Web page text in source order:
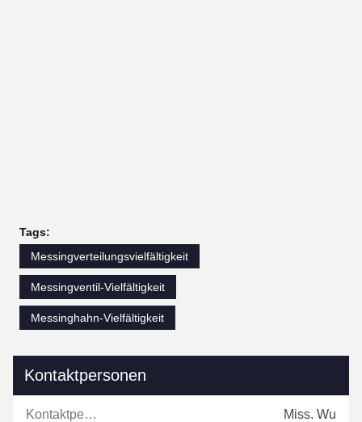
Tags:
Messingverteilungsvielfältigkeit
Messingventil-Vielfältigkeit
Messinghahn-Vielfältigkeit
Kontaktpersonen
Kontaktpersonen: Miss. Wu